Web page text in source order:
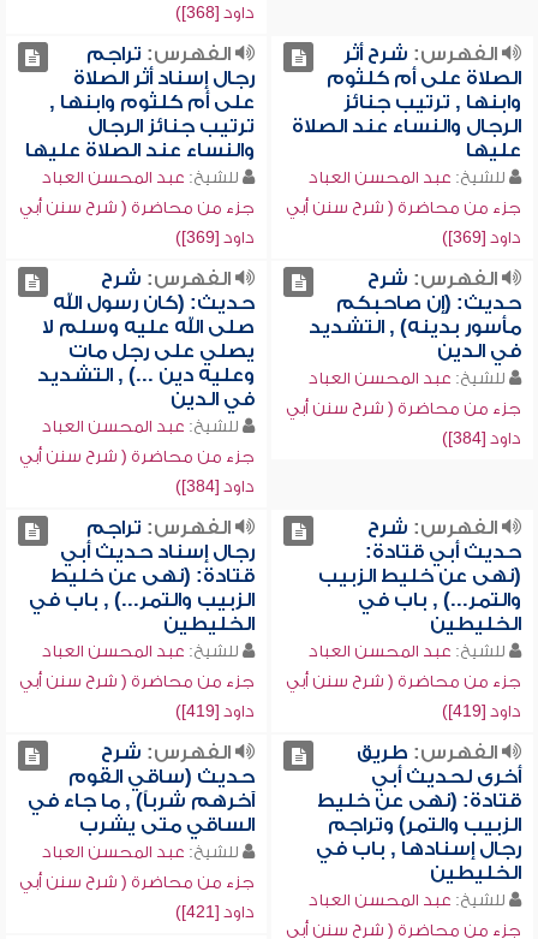
داود [368])
الفهرس: شرح أثر
الصلاة على أم كلثوم
وابنها , ترتيب جنائز
الرجال والنساء عند الصلاة
عليها
للشيخ: عبد المحسن العباد
جزء من محاضرة ( شرح سنن أبي
داود [369])
الفهرس: تراجم
رجال إسناد أثر الصلاة
على أم كلثوم وابنها ,
ترتيب جنائز الرجال
والنساء عند الصلاة عليها
للشيخ: عبد المحسن العباد
جزء من محاضرة ( شرح سنن أبي
داود [369])
الفهرس: شرح
حديث: (إن صاحبكم
مأسور بدينه) , التشديد
في الدين
للشيخ: عبد المحسن العباد
جزء من محاضرة ( شرح سنن أبي
داود [384])
الفهرس: شرح
حديث: (كان رسول الله
صلى الله عليه وسلم لا
يصلي على رجل مات
وعليه دين ...) , التشديد
في الدين
للشيخ: عبد المحسن العباد
جزء من محاضرة ( شرح سنن أبي
داود [384])
الفهرس: شرح
حديث أبي قتادة:
(نهى عن خليط الزبيب
والتمر...) , باب في
الخليطين
للشيخ: عبد المحسن العباد
جزء من محاضرة ( شرح سنن أبي
داود [419])
الفهرس: تراجم
رجال إسناد حديث أبي
قتادة: (نهى عن خليط
الزبيب والتمر...) , باب في
الخليطين
للشيخ: عبد المحسن العباد
جزء من محاضرة ( شرح سنن أبي
داود [419])
الفهرس: طريق
أخرى لحديث أبي
قتادة: (نهى عن خليط
الزبيب والتمر) وتراجم
رجال إسنادها , باب في
الخليطين
للشيخ: عبد المحسن العباد
جزء من محاضرة ( شرح سنن أبي
الفهرس: شرح
حديث (ساقي القوم
آخرهم شرباً) , ما جاء في
الساقي متى يشرب
للشيخ: عبد المحسن العباد
جزء من محاضرة ( شرح سنن أبي
داود [421])